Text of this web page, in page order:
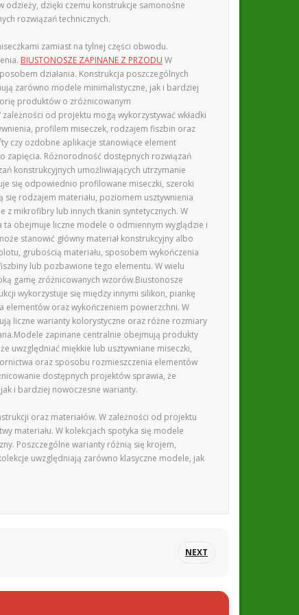
odzieży, dzięki czemu konstrukcje samonośne
rozwiązań technicznych.
zamiast na tylnej części obwodu.
BIUSTONOSZE ZAPINANE Z PRZODU W
działania. Konstrukcja poszczególnych
zarówno modele minimalistyczne, jak i bardziej
produktów o zróżnicowanym
od projektu mogą wykorzystywać wkładki
profilem miseczek, rodzajem fiszbin oraz
czy ozdobne aplikacje stanowiące element
zapięcia. Różnorodność dostępnych rozwiązań
konstrukcyjnych umożliwiających utrzymanie
się odpowiednio profilowane miseczki, szeroki
się rodzajem materiału, poziomem usztywnienia
z mikrofibry lub innych tkanin syntetycznych. W
obejmuje liczne modele o odmiennym wyglądzie i
stanowić główny materiał konstrukcyjny albo
grubością materiału, sposobem wykończenia
lub pozbawione tego elementu. W wielu
gamę zróżnicowanych wzorów.Biustonosze
wykorzystuje się między innymi silikon, piankę
elementów oraz wykończeniem powierzchni. W
liczne warianty kolorystyczne oraz różne rozmiary
zapinane centralnie obejmują produkty
uwzględniać miękkie lub usztywniane miseczki,
oraz sposobu rozmieszczenia elementów
dostępnych projektów sprawia, że
i bardziej nowoczesne warianty.
oraz materiałów. W zależności od projektu
materiału. W kolekcjach spotyka się modele
Poszczególne warianty różnią się krojem,
uwzględniają zarówno klasyczne modele, jak
NEXT